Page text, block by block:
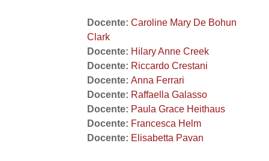
Docente: Caroline Mary De Bohun
Clark
Docente: Hilary Anne Creek
Docente: Riccardo Crestani
Docente: Anna Ferrari
Docente: Raffaella Galasso
Docente: Paula Grace Heithaus
Docente: Francesca Helm
Docente: Elisabetta Pavan